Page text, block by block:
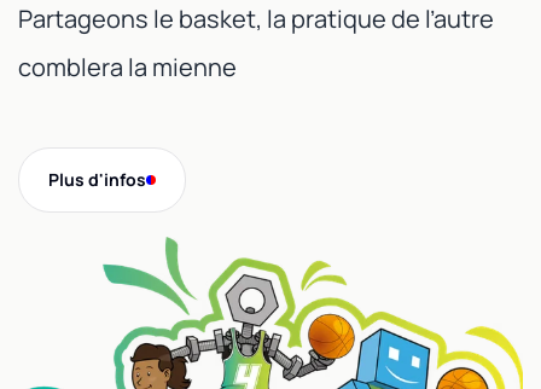
Partageons le basket, la pratique de l’autre
comblera la mienne
Plus d'infos